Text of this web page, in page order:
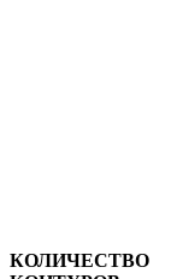
КОЛИЧЕСТВО